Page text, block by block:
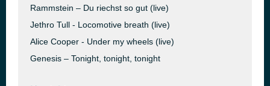
Rammstein – Du riechst so gut (live)
Jethro Tull - Locomotive breath (live)
Alice Cooper - Under my wheels (live)
Genesis – Tonight, tonight, tonight